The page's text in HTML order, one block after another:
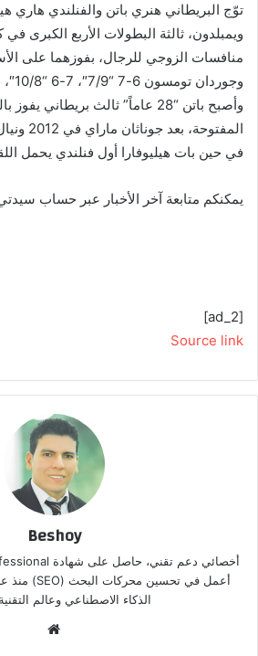
توّج البريطاني هنري باتن والفنلندي هاري
ويمبلدون، ثالثة البطولات الأربع
منافسات الزوجي للرجال، بفوزهما على
وجوردان تومسون 6-7 “7/9″، 7-6 “10/8″، 7-6 “11/9” السبت.
وأصبح باتن “28 عاماً” ثالث بريطاني
في حين بات هيليوفارا أول فنلندي يحمل
يمكنكم متابعة آخر الأخبار عبر حساب
[ad_2]
Source link
Beshoy
الذكاء الاصطناعي وعالم